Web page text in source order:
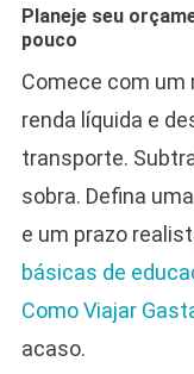
Planeje seu
pouco
Comece com um
renda líquida e
transporte.
sobra. Defina
e um prazo
básicas de
Como Viajar
acaso.